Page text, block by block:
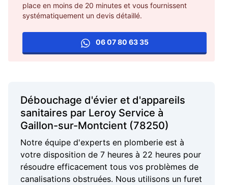
place en moins de 20 minutes et vous fournissent
systématiquement un devis détaillé.
06 07 80 63 35
Débouchage d'évier et d'appareils
sanitaires par Leroy Service à
Gaillon-sur-Montcient (78250)
Notre équipe d'experts en plomberie est à
votre disposition de 7 heures à 22 heures pour
résoudre efficacement tous vos problèmes de
canalisations obstruées. Nous utilisons un furet